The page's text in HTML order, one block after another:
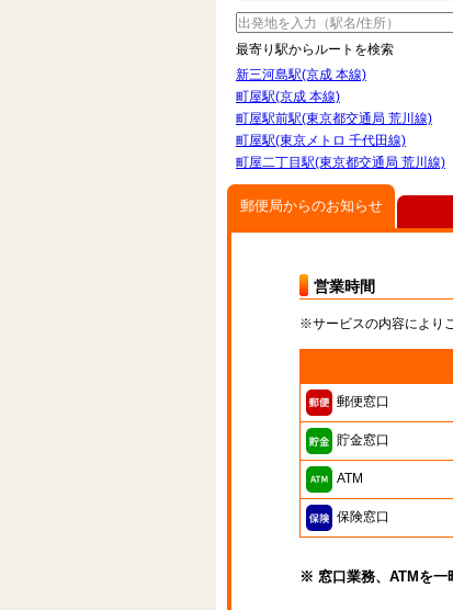
最寄り駅からルートを検索
新三河島駅(京成 本線)
町屋駅(京成 本線)
町屋駅前駅(東京都交通局 荒川線)
町屋駅(東京メトロ 千代田線)
町屋二丁目駅(東京都交通局 荒川線)
郵便局からのお知らせ
営業時間
※サービスの内容により
郵便窓口
貯金窓口
ATM
保険窓口
※ 窓口業務、ATMを一